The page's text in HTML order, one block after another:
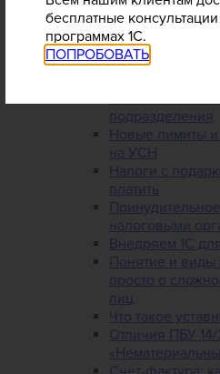
фрилансера?
5 преимуществ
кадровой службы
Аренда 1С в
подразделения
Новые лимиты
на УСН
Налоги с
платить
налоговыми
Внедряем 1С
Понятие и виды
просто о
лиц
Что такое
Отличия ПБУ
бесплатные
программах 1С.
ПОПРОБОВАТЬ